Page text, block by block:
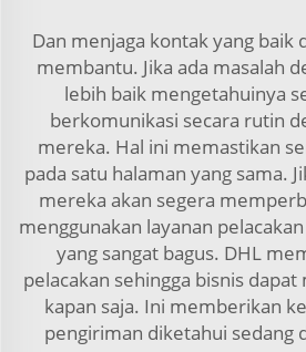
Dan menjaga kontak yang baik
membantu. Jika ada masalah
lebih baik mengetahuinya
berkomunikasi secara rutin
mereka. Hal ini memastikan
pada satu halaman yang sama.
mereka akan segera
menggunakan layanan
yang sangat bagus. DHL
pelacakan sehingga bisnis
kapan saja. Ini memberikan
pengiriman diketahui sedang